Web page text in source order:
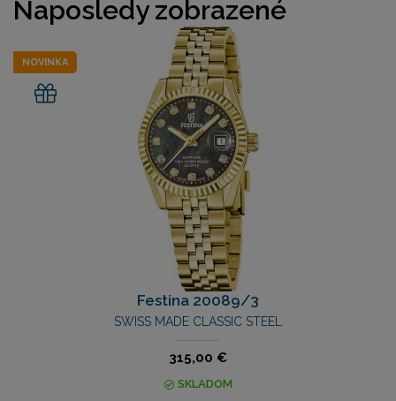
Naposledy zobrazené
NOVINKA
Festina 20089/3
SWISS MADE CLASSIC STEEL
315,00 €
SKLADOM